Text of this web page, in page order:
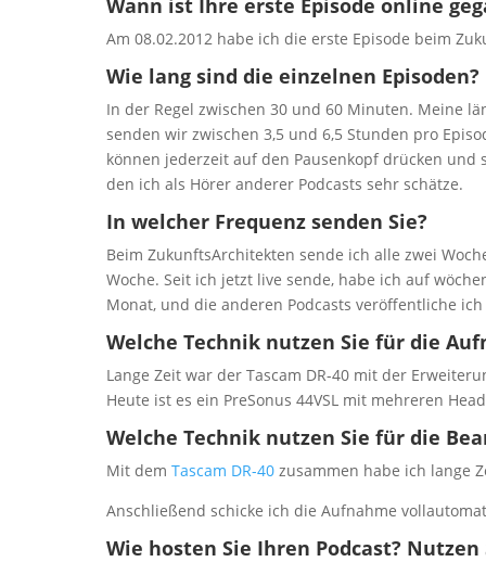
Wann ist Ihre erste Episode online
Am 08.02.2012 habe ich die erste Episode beim
Wie lang sind die einzelnen Episoden?
In der Regel zwischen 30 und 60 Minuten. Meine
senden wir zwischen 3,5 und 6,5 Stunden pro
können jederzeit auf den Pausenkopf drücken und
den ich als Hörer anderer Podcasts sehr schätze.
In welcher Frequenz senden Sie?
Beim ZukunftsArchitekten sende ich alle zwei
Woche. Seit ich jetzt live sende, habe ich auf
Monat, und die anderen Podcasts veröffentliche
Welche Technik nutzen Sie für die
Lange Zeit war der Tascam DR-40 mit der
Heute ist es ein PreSonus 44VSL mit mehreren
Welche Technik nutzen Sie für die
Mit dem Tascam DR-40 zusammen habe ich lange
Anschließend schicke ich die Aufnahme
Wie hosten Sie Ihren Podcast?